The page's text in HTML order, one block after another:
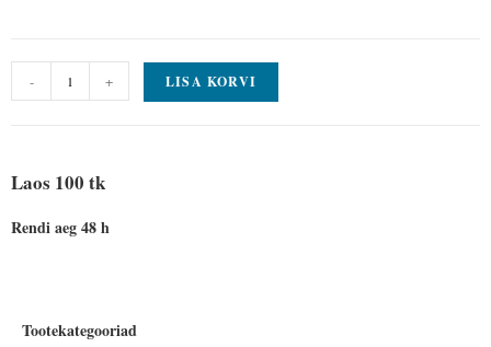
- + LISA KORVI
Laos 100 tk
Rendi aeg 48 h
Tootekategooriad